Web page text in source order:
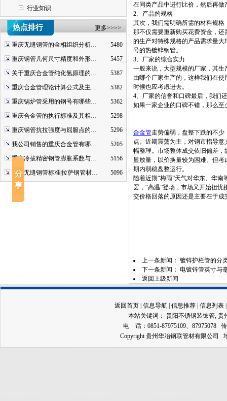
行业知识
热点排行 更多>>>>
重庆无缝钢管的金相组织分析…
5480
重庆钢管几何尺寸精度和外形…
5457
关于重庆合金管纯化氢原理的…
5387
重庆合金管理论计算公式及主…
5382
重庆锅炉管采用的钢号有哪些…
5362
重庆合金管的执行标准及其相…
5298
重庆钢管抗拉强度与屈服点的…
5296
我公司销售的重庆合金管有哪…
5205
重庆冷拔精密钢管膨胀系数与…
5156
西藏无缝钢管标准|拉萨钢管材…
5096
在同类产品中进行比价，然后再做
2、产品的规格
其次，我们需明确所需的材料规
那不仅需要重新购买花费资金，
的生产对特殊规格的产品需求量
号的热镀锌钢管。
3、厂家的综合实力
一般来说，大型规模的厂家，其
由哪个厂家生产的，这样我们在
时候也应考虑进去。
4、厂家的信誉和口碑最后，我们
如果一家企业的口碑不错，那么
合金管走势偏弱，盘整下跌的不少
点。近期震荡为主，对钢市指导
幅整理。市场整体成交依旧偏差
显放量，以价换量较为困难。但
期内弱稳盘整运行。
随着近期“梅雨”天气对华东、华
罢，“高温”登场，市场又开始担
交价格回落的原因还是主要在于
上一条新闻： 镀锌护栏管的分
下一条新闻： 电镀锌管英寸与
返回上级新闻
返回首页 | 信息导航 | 信息推荐 | 信息列表
本站关键词： 贵阳不锈钢装饰管 贵
电 话：0851-87975109、87975078
Copyright 贵州华冶钢联管材有限公